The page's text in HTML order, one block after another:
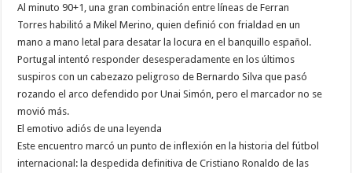
Al minuto 90+1, una gran combinación entre líneas de Ferran
Torres habilitó a Mikel Merino, quien definió con frialdad en un
mano a mano letal para desatar la locura en el banquillo español.
Portugal intentó responder desesperadamente en los últimos
suspiros con un cabezazo peligroso de Bernardo Silva que pasó
rozando el arco defendido por Unai Simón, pero el marcador no se
movió más.
El emotivo adiós de una leyenda
Este encuentro marcó un punto de inflexión en la historia del fútbol
internacional: la despedida definitiva de Cristiano Ronaldo de las